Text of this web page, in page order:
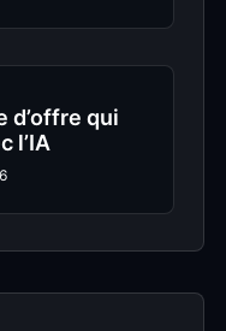
d’offre qui
l’IA